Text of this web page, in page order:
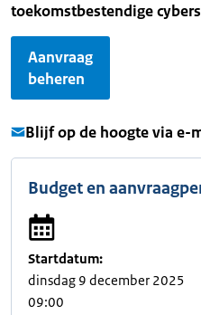
toekomstbestendige
Aanvraag
beheren
Blijf op de hoogte via e-
Budget en
Startdatum:
dinsdag 9 december 2025
09:00